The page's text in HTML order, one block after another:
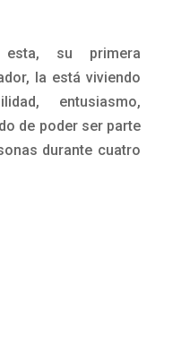
esta, su primera
la está viviendo
entusiasmo,
de poder ser parte
durante cuatro